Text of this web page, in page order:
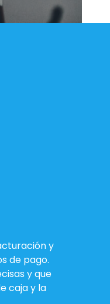
y
de pago.
y que
caja y la